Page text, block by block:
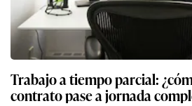
Trabajo a tiempo parcial:
contrato pase a jornada